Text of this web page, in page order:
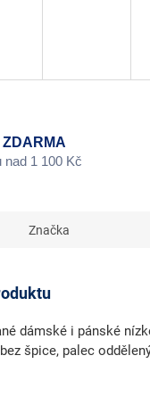
nad 1 100 Kč
Značka
dámské i pánské
špice, palec